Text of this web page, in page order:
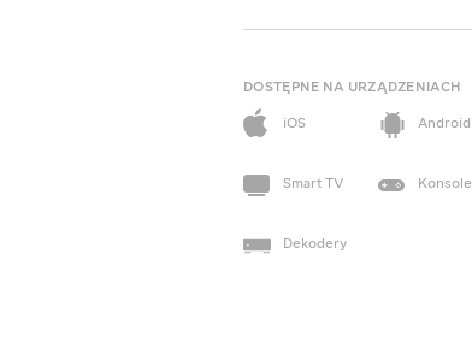
DOSTĘPNE NA URZĄDZENIACH
iOS
Android
Smart TV Konsole
Dekodery